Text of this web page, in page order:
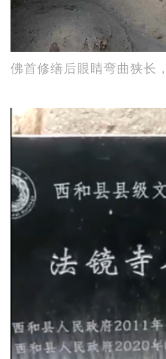
佛首修缮后眼睛弯曲狭长